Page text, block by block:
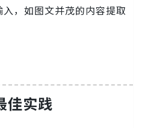
，如图文并茂的内容提取
佳实践